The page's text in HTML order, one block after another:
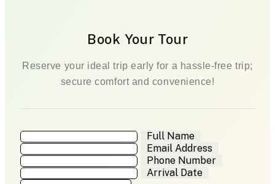
Book Your Tour
Reserve your ideal trip early for a hassle-free trip;
secure comfort and convenience!
Full Name
Email Address
Phone Number
Arrival Date